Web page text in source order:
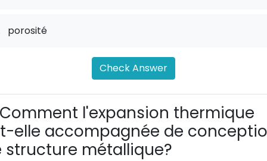
porosité
Check Answer
Comment l'expansion thermique
elle accompagnée de
structure métallique?